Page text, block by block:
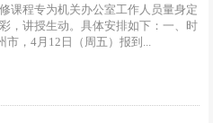
课程专为机关办公室工作人员量身定
，讲授生动。具体安排如下：一、时
市，4月12日（周五）报到...